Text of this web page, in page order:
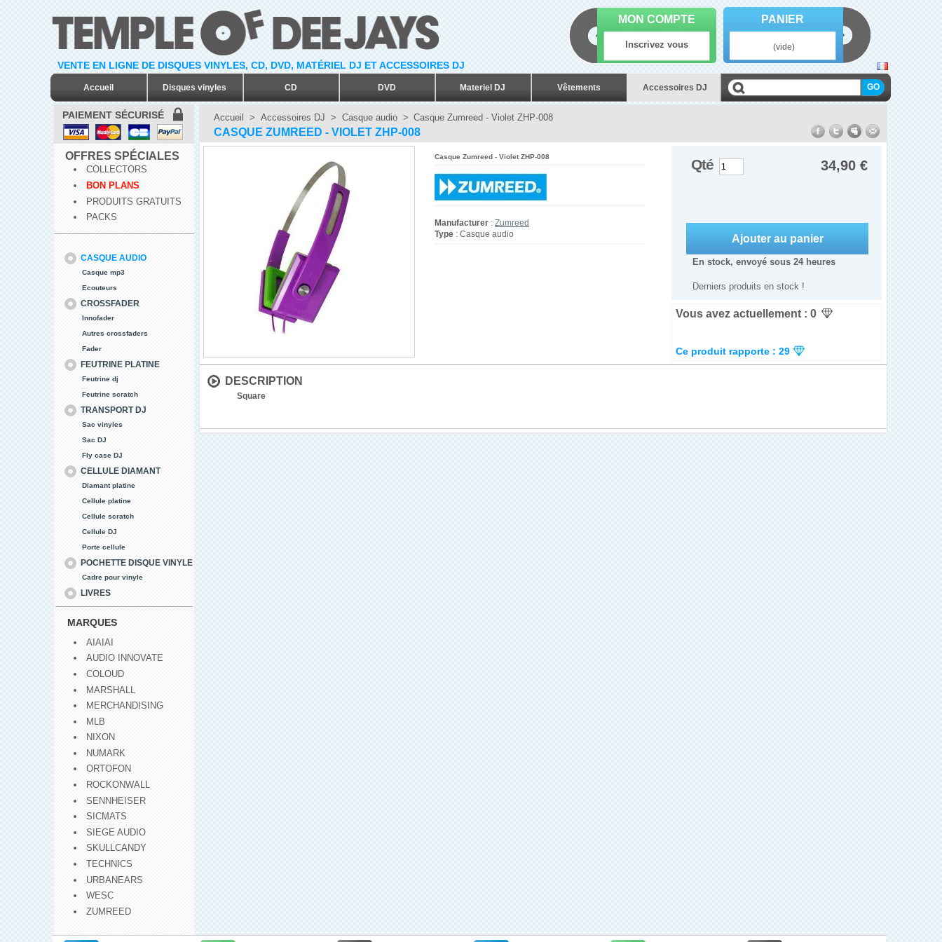
VENTE EN LIGNE DE DISQUES VINYLES, CD, DVD, MATÉRIEL DJ ET ACCESSOIRES DJ
Accueil Disques vinyles CD DVD Materiel DJ Vêtements Accessoires DJ
MON COMPTE
Inscrivez vous
PANIER
(vide)
PAIEMENT SÉCURISÉ
OFFRES SPÉCIALES
COLLECTORS
BON PLANS
PRODUITS GRATUITS
PACKS
CASQUE AUDIO
Casque mp3
Ecouteurs
CROSSFADER
Innofader
Autres crossfaders
Fader
FEUTRINE PLATINE
Feutrine dj
Feutrine scratch
TRANSPORT DJ
Sac vinyles
Sac DJ
Fly case DJ
CELLULE DIAMANT
Diamant platine
Cellule platine
Cellule scratch
Cellule DJ
Porte cellule
POCHETTE DISQUE VINYLE
Cadre pour vinyle
LIVRES
MARQUES
AIAIAI
AUDIO INNOVATE
COLOUD
MARSHALL
MERCHANDISING
MLB
NIXON
NUMARK
ORTOFON
ROCKONWALL
SENNHEISER
SICMATS
SIEGE AUDIO
SKULLCANDY
TECHNICS
URBANEARS
WESC
ZUMREED
Accueil > Accessoires DJ > Casque audio > Casque Zumreed - Violet ZHP-008
CASQUE ZUMREED - VIOLET ZHP-008
Casque Zumreed - Violet ZHP-008
Manufacturer : Zumreed
Type : Casque audio
34,90 €
Qté
En stock, envoyé sous 24 heures
Derniers produits en stock !
Vous avez actuellement : 0
Ce produit rapporte : 29
DESCRIPTION
Square